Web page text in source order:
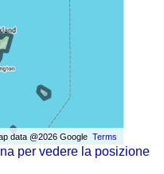
data @2026 GoogleTerms
per vedere la posizione